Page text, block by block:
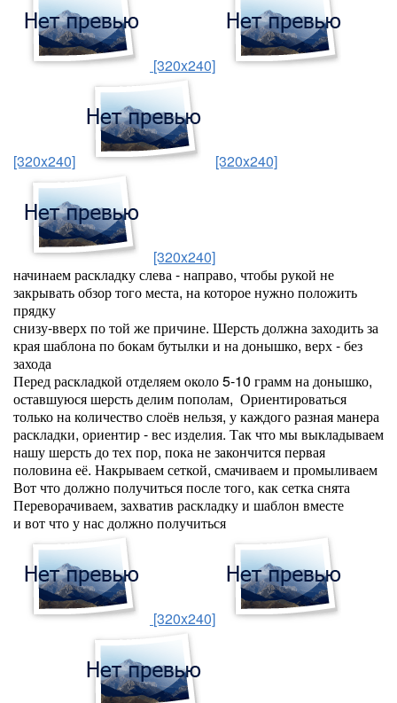
[320x240]
[320x240] [320x240]
[320x240]
начинаем раскладку слева - направо, чтобы рукой не
закрывать обзор того места, на которое нужно положить
прядку
снизу-вверх по той же причине. Шерсть должна заходить за
края шаблона по бокам бутылки и на донышко, верх - без
захода
Перед раскладкой отделяем около 5-10 грамм на донышко,
оставшуюся шерсть делим пополам, Ориентироваться
только на количество слоёв нельзя, у каждого разная манера
раскладки, ориентир - вес изделия. Так что мы выкладываем
нашу шерсть до тех пор, пока не закончится первая
половина её. Накрываем сеткой, смачиваем и промыливаем
Вот что должно получиться после того, как сетка снята
Переворачиваем, захватив раскладку и шаблон вместе
и вот что у нас должно получиться
[320x240]